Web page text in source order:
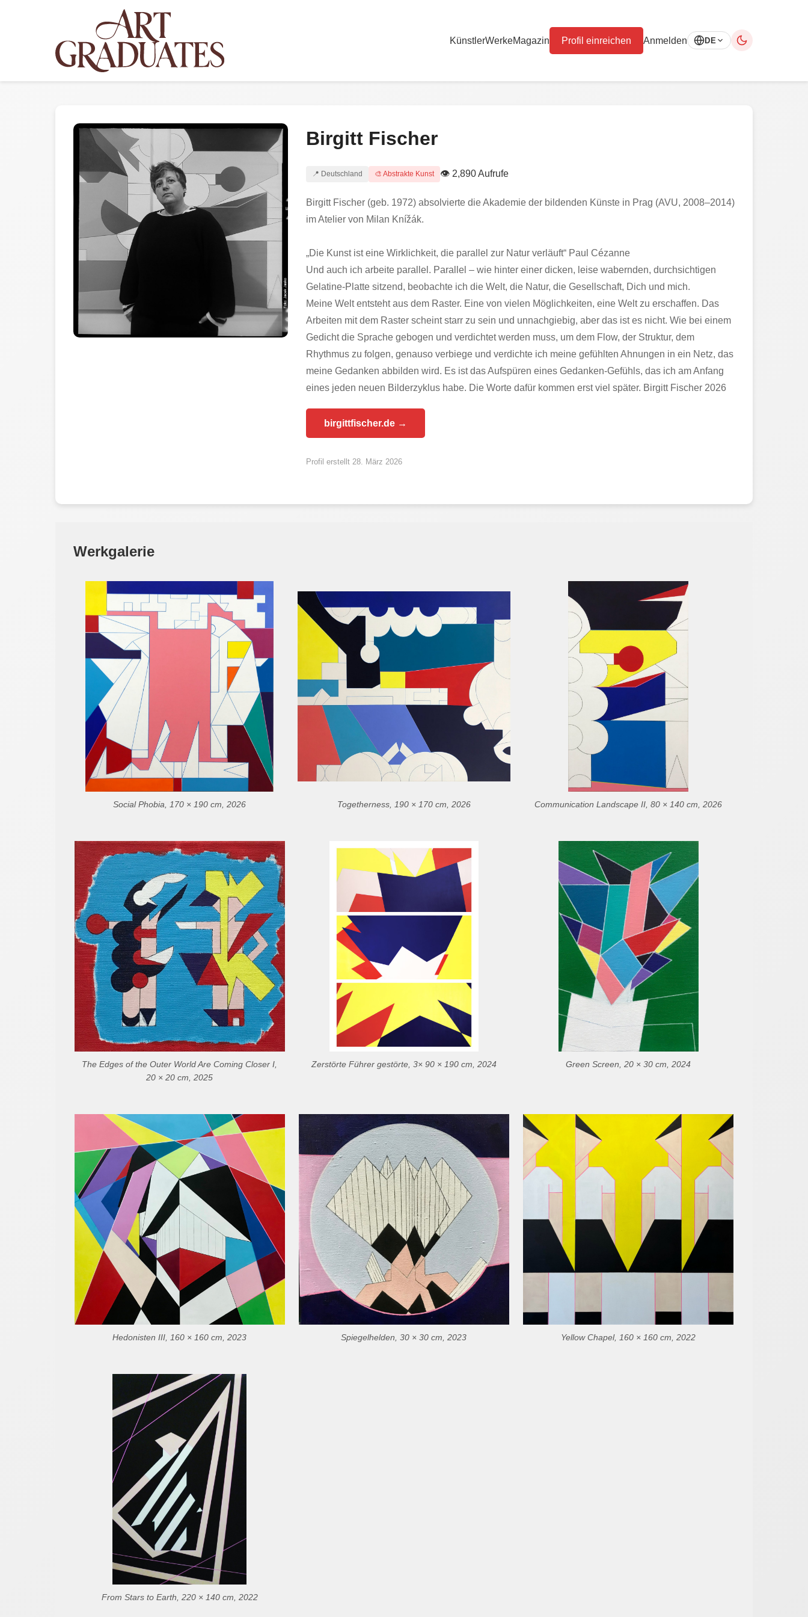
KünstlerWerkeMagazin Profil einreichen Anmelden DE
Birgitt Fischer
📍 Deutschland 🎨 Abstrakte Kunst 👁 2,890 Aufrufe
Birgitt Fischer (geb. 1972) absolvierte die Akademie der bildenden Künste in Prag (AVU, 2008–2014)
im Atelier von Milan Knížák.
„Die Kunst ist eine Wirklichkeit, die parallel zur Natur verläuft“ Paul Cézanne
Und auch ich arbeite parallel. Parallel – wie hinter einer dicken, leise wabernden, durchsichtigen
Gelatine-Platte sitzend, beobachte ich die Welt, die Natur, die Gesellschaft, Dich und mich.
Meine Welt entsteht aus dem Raster. Eine von vielen Möglichkeiten, eine Welt zu erschaffen. Das
Arbeiten mit dem Raster scheint starr zu sein und unnachgiebig, aber das ist es nicht. Wie bei einem
Gedicht die Sprache gebogen und verdichtet werden muss, um dem Flow, der Struktur, dem
Rhythmus zu folgen, genauso verbiege und verdichte ich meine gefühlten Ahnungen in ein Netz, das
meine Gedanken abbilden wird. Es ist das Aufspüren eines Gedanken-Gefühls, das ich am Anfang
eines jeden neuen Bilderzyklus habe. Die Worte dafür kommen erst viel später. Birgitt Fischer 2026
birgittfischer.de →
Profil erstellt 28. März 2026
Werkgalerie
Social Phobia, 170 × 190 cm, 2026 Togetherness, 190 × 170 cm, 2026 Communication Landscape II, 80 × 140 cm, 2026
The Edges of the Outer World Are Coming Closer I,
20 × 20 cm, 2025
Zerstörte Führer gestörte, 3× 90 × 190 cm, 2024 Green Screen, 20 × 30 cm, 2024
Hedonisten III, 160 × 160 cm, 2023 Spiegelhelden, 30 × 30 cm, 2023 Yellow Chapel, 160 × 160 cm, 2022
From Stars to Earth, 220 × 140 cm, 2022